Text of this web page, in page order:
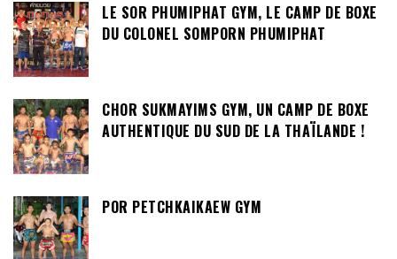
LE SOR PHUMIPHAT GYM, LE CAMP DE BOXE
DU COLONEL SOMPORN PHUMIPHAT
CHOR SUKMAYIMS GYM, UN CAMP DE BOXE
AUTHENTIQUE DU SUD DE LA THAÏLANDE !
POR PETCHKAIKAEW GYM